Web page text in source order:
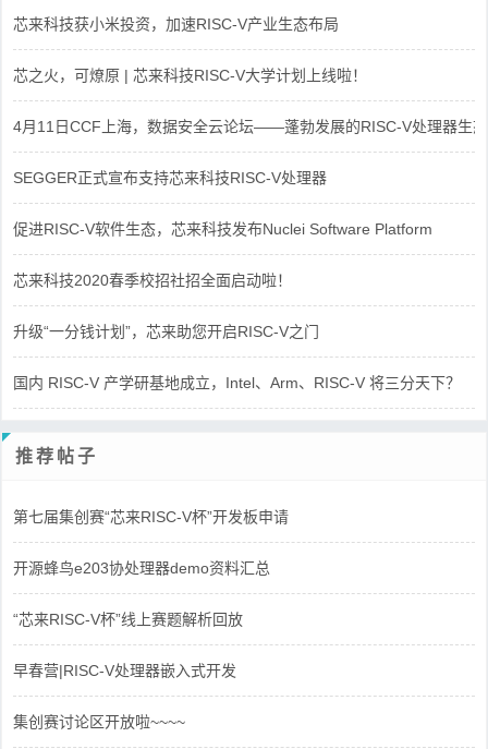
芯来科技获小米投资，加速RISC-V产业生态布局
芯之火，可燎原 | 芯来科技RISC-V大学计划上线啦！
4月11日CCF上海，数据安全云论坛——蓬勃发展的RISC-V处理器生态
SEGGER正式宣布支持芯来科技RISC-V处理器
促进RISC-V软件生态，芯来科技发布Nuclei Software Platform
芯来科技2020春季校招社招全面启动啦！
升级“一分钱计划”，芯来助您开启RISC-V之门
国内 RISC-V 产学研基地成立，Intel、Arm、RISC-V 将三分天下？
推荐帖子
第七届集创赛“芯来RISC-V杯”开发板申请
开源蜂鸟e203协处理器demo资料汇总
“芯来RISC-V杯”线上赛题解析回放
早春营|RISC-V处理器嵌入式开发
集创赛讨论区开放啦~~~~